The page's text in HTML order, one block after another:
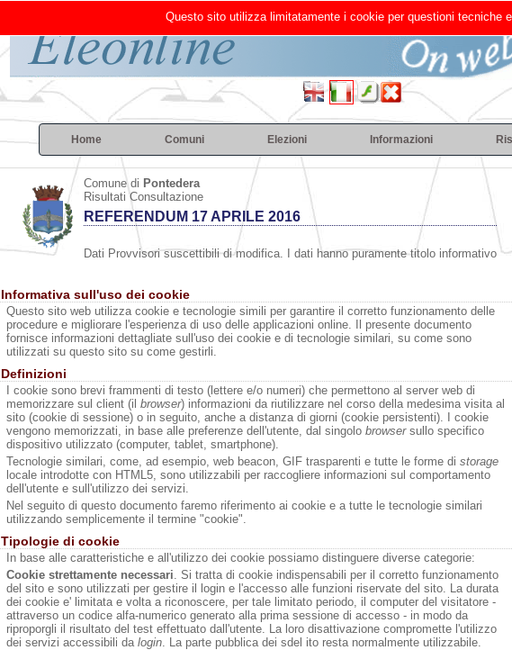
Home Comuni Elezioni Informazioni
Comune di Pontedera
Risultati Consultazione
REFERENDUM 17 APRILE 2016
Dati Provvisori suscettibili di modifica. I dati hanno puramente titolo informativo
Informativa sull'uso dei cookie
Questo sito web utilizza cookie e tecnologie simili per garantire il corretto funzionamento delle
procedure e migliorare l'esperienza di uso delle applicazioni online. Il presente documento
fornisce informazioni dettagliate sull'uso dei cookie e di tecnologie similari, su come sono
utilizzati su questo sito su come gestirli.
Definizioni
I cookie sono brevi frammenti di testo (lettere e/o numeri) che permettono al server web di
memorizzare sul client (il browser) informazioni da riutilizzare nel corso della medesima visita al
sito (cookie di sessione) o in seguito, anche a distanza di giorni (cookie persistenti). I cookie
vengono memorizzati, in base alle preferenze dell'utente, dal singolo browsersullo specifico
dispositivo utilizzato (computer, tablet, smartphone).
Tecnologie similari, come, ad esempio, web beacon, GIF trasparenti e tutte le forme di storage
locale introdotte con HTML5, sono utilizzabili per raccogliere informazioni sul comportamento
dell'utente e sull'utilizzo dei servizi.
Nel seguito di questo documento faremo riferimento ai cookie e a tutte le tecnologie similari
utilizzando semplicemente il termine "cookie".
Tipologie di cookie
In base alle caratteristiche e all'utilizzo dei cookie possiamo distinguere diverse categorie:
Cookie strettamente necessari. Si tratta di cookie indispensabili per il corretto funzionamento
del sito e sono utilizzati per gestire il login e l'accesso alle funzioni riservate del sito. La durata
dei cookie e' limitata e volta a riconoscere, per tale limitato periodo, il computer del visitatore -
attraverso un codice alfa-numerico generato alla prima sessione di accesso - in modo da
riproporgli il risultato del test effettuato dall'utente. La loro disattivazione compromette l'utilizzo
dei servizi accessibili da login. La parte pubblica dei sdel ito resta normalmente utilizzabile.
Questo sito utilizza limitatamente i cookie per questioni tecniche